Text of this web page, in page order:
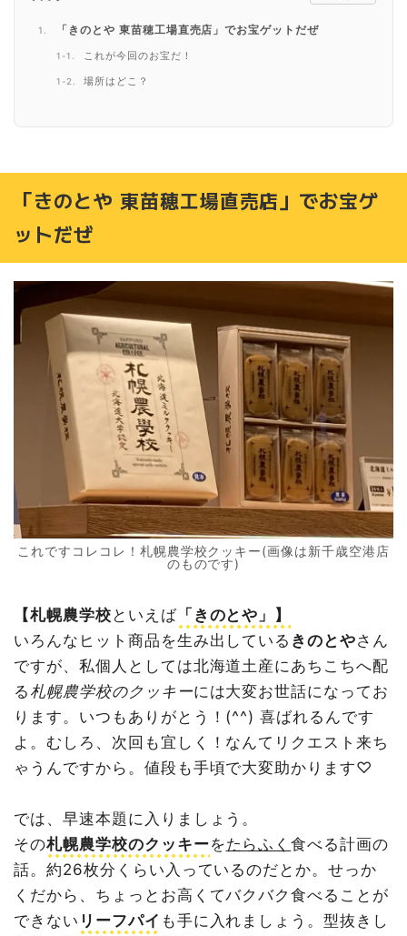
「きのとや 東苗穂工場直売店」でお宝ゲットだぜ
これが今回のお宝だ！
場所はどこ？
出遅れたか⁈ 9:28に到着
9:30 並び始め
9:33 3番目に並ぶ。そして次々と人が並ぶ
9:40 シレーッと割り込み？
9:47 店舗横駐車場が残り2台
朝礼の声出し・予約者の確認・そしていよいよ！
車に戻って、なるべく早く駐車場を出る
賞味期限にご注意を！
「きのとや 東苗穂工場直売店」でお宝ゲ
ットだぜ
これですコレコレ！札幌農学校クッキー(画像は新千歳空港店
のものです)
【札幌農学校 といえば「きのとや」】
いろんなヒット商品を生み出している きのとやさん
ですが、私個人としては北海道土産にあちこちへ配
る 札幌農学校のクッキーには大変お世話になってお
ります。いつもありがとう！(^^) 喜ばれるんです
よ。むしろ、次回も宜しく！なんてリクエスト来ち
ゃうんですから。値段も手頃で大変助かります♡
では、早速本題に入りましょう。
その札幌農学校のクッキーをたらふく食べる計画の
話。約26枚分くらい入っているのだとか。せっか
くだから、ちょっとお高くてバクバク食べることが
できない リーフパイ も手に入れましょう。型抜きし